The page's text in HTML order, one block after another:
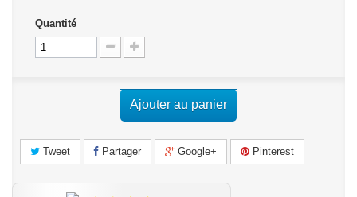
Quantité
Ajouter au panier
Tweet Partager Google+ Pinterest